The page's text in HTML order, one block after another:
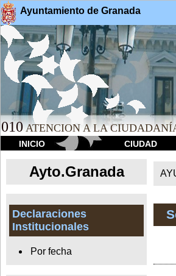
Ayuntamiento de Granada
010 ATENCION A LA
INICIO CIUDAD
Ayto.Granada
Declaraciones
Institucionales
Por fecha